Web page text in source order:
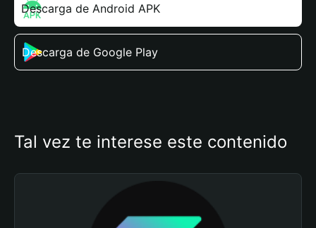
Descarga de Android APK
Descarga de Google Play
Tal vez te interese este contenido